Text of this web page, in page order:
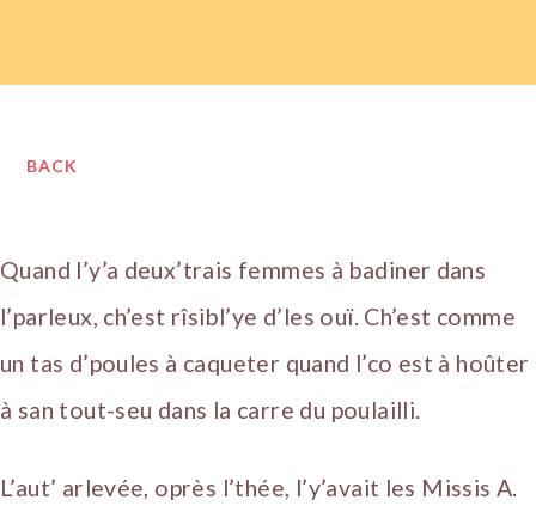
BACK
Quand l’y’a deux’trais femmes à badiner dans
l’parleux, ch’est rîsibl’ye d’les ouï. Ch’est comme
un tas d’poules à caqueter quand l’co est à hoûter
à san tout-seu dans la carre du poulailli.
L’aut’ arlevée, oprès l’thée, l’y’avait les Missis A.